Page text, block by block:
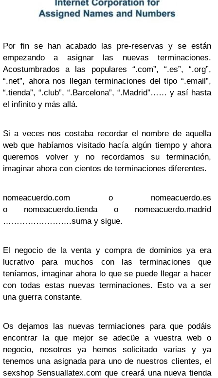
Por fin se han acabado las pre-reservas y se están
empezando a asignar las nuevas terminaciones.
Acostumbrados a las populares “.com”, “.es”, “.org”,
“.net”, ahora nos llegan terminaciones del tipo “.email”,
“.tienda”, “.club”, “.Barcelona”, “.Madrid”…… y así hasta
el infinito y más allá.
Si a veces nos costaba recordar el nombre de aquella
web que habíamos visitado hacía algún tiempo y ahora
queremos volver y no recordamos su terminación,
imaginar ahora con cientos de terminaciones diferentes.
nomeacuerdo.com o nomeacuerdo.es
o nomeacuerdo.tienda o nomeacuerdo.madrid
…………………….suma y sigue.
El negocio de la venta y compra de dominios ya era
lucrativo para muchos con las terminaciones que
teníamos, imaginar ahora lo que se puede llegar a hacer
con todas estas nuevas terminaciones. Esto va a ser
una guerra constante.
Os dejamos las nuevas termiaciones para que podáis
encontrar la que mejor se adecüe a vuestra web o
negocio, nosotros ya hemos solicitado varias y ya
tenemos una asignada para uno de nuestros clientes, el
sexshop Sensuallatex.com que creará una nueva tienda